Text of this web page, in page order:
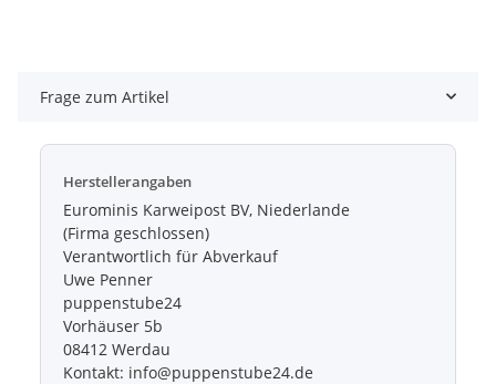
Frage zum Artikel
Herstellerangaben
Eurominis Karweipost BV, Niederlande
(Firma geschlossen)
Verantwortlich für Abverkauf
Uwe Penner
puppenstube24
Vorhäuser 5b
08412 Werdau
Kontakt: info@puppenstube24.de